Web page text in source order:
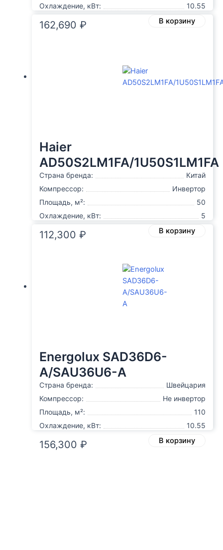
Охлаждение, кВт:
10.55
162,690 ₽ В корзину
Haier
AD50S2LM1FA/1U50S1LM1FA
Страна бренда:
Китай
Компрессор:
Инвертор
Площадь, м²:
50
Охлаждение, кВт:
5
112,300 ₽ В корзину
Energolux SAD36D6-
A/SAU36U6-A
Страна бренда:
Швейцария
Компрессор:
Не инвертор
Площадь, м²:
110
Охлаждение, кВт:
10.55
156,300 ₽ В корзину